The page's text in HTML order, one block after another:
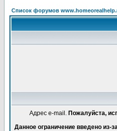
Список форумов
Адрес e-mail. Пожалуйста,
Данное ограничение введено из-